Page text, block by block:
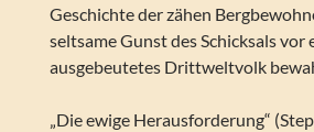
Geschichte der zähen
seltsame Gunst des Schicksals vor
ausgebeutetes Drittweltvolk
„Die ewige Herausforderung“